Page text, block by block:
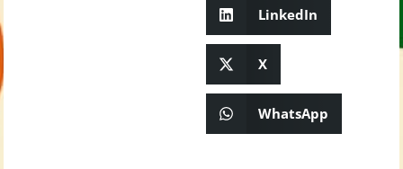
LinkedIn
X
WhatsApp